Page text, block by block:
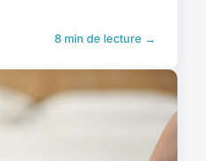
8 min de lecture →